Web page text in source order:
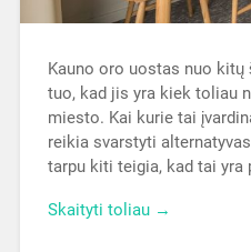
Kauno oro uostas nuo
tuo, kad jis yra kiek toliau
miesto. Kai kurie tai
reikia svarstyti
tarpu kiti teigia, kad tai yra
Skaityti toliau →